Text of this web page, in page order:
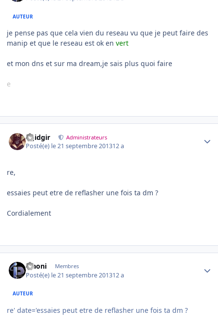
AUTEUR
je pense pas que cela vien du reseau vu que je peut faire des
manip et que le reseau est ok en vert
et mon dns et sur ma dream,je sais plus quoi faire
e
dgidgir Administrateurs
Posté(e) le 21 septembre 201312 a
re,
essaies peut etre de reflasher une fois ta dm ?
Cordialement
Maoni Membres
Posté(e) le 21 septembre 201312 a
AUTEUR
re' date='essaies peut etre de reflasher une fois ta dm ?